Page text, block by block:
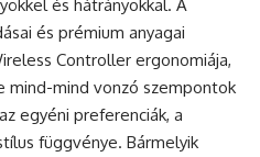
és hátrányokkal. A
és prémium anyagai
Controller ergonomiája,
mind-mind vonzó szempontok
egyéni preferenciák, a
függvénye. Bármelyik